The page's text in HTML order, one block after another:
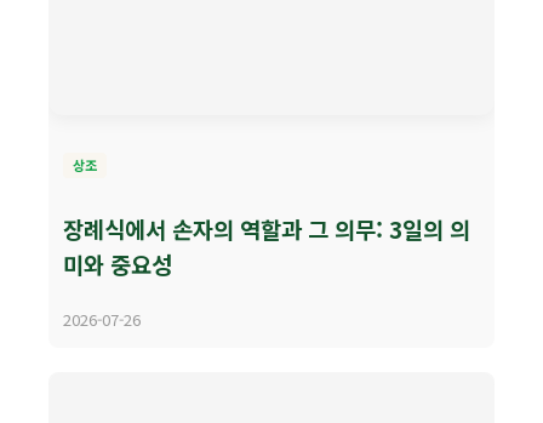
상조
장례식에서 손자의 역할과 그 의무: 3일의 의
미와 중요성
2026-07-26